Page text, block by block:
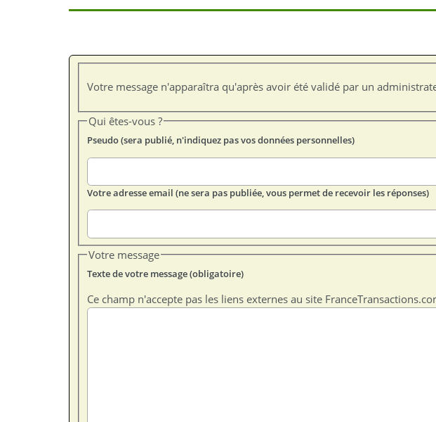
Votre message n'apparaîtra qu'après avoir été validé par un
Qui êtes-vous ?
Pseudo (sera publié, n'indiquez pas vos données personnelles)
Votre adresse email (ne sera pas publiée, vous permet de recevoir les réponses)
Votre message
Texte de votre message (obligatoire)
Ce champ n'accepte pas les liens externes au site